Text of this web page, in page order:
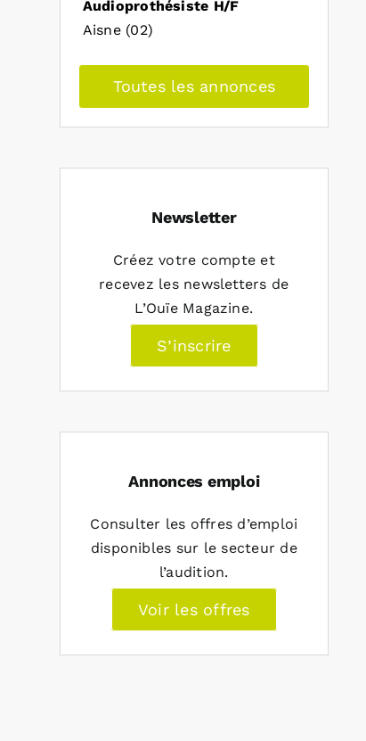
Audioprothésiste H/F
Aisne (02)
Toutes les annonces
Newsletter
Créez votre compte et
recevez les newsletters de
L’Ouïe Magazine.
S’inscrire
Annonces emploi
Consulter les offres d’emploi
disponibles sur le secteur de
l’audition.
Voir les offres